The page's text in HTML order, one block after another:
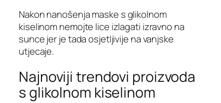
Nakon nanošenja maske s glikolnom
kiselinom nemojte lice izlagati izravno na
sunce jer je tada osjetljivije na vanjske
utjecaje.
Najnoviji trendovi proizvoda
s glikolnom kiselinom